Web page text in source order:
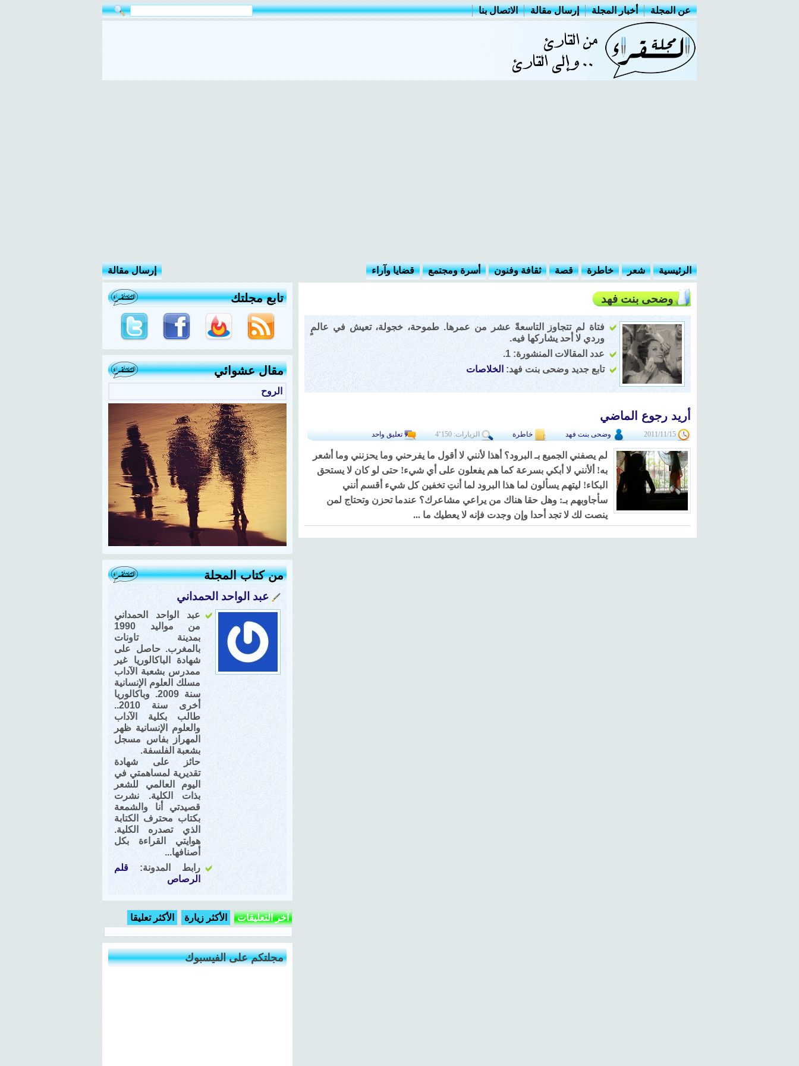
عن المجلة أخبار المجلة إرسال مقالة الاتصال بنا
الرئيسية شعر خاطرة قصة ثقافة وفنون أسرة ومجتمع قضايا وآراء إرسال مقالة
وضحى بنت فهد
فتاة لم تتجاوز التاسعةً عشر من عمرها. طموحة، خجولة، تعيش في عالمٍ
وردي لا أحد يشاركها فيه.
عدد المقالات المنشورة: 1.
تابع جديد وضحى بنت فهد: الخلاصات
أريد رجوع الماضي
2011/11/15 وضحى بنت فهد خاطرة الزيارات: 4٬150 تعليق واحد
لم يصفني الجميع بـ البرود؟ أهذا لأنني لا أقول ما يفرحني وما يحزنني وما أشعر
به! ألأنني لا أبكي بسرعة كما هم يفعلون على أي شيء! حتى لو كان لا يستحق
البكاء! ليتهم يسألون لما هذا البرود لما أنتِ تخفين كل شيء أقسم أنني
سأجاوبهم بـ: وهل حقا هناك من يراعي مشاعرك؟ عندما تحزن وتحتاج لمن
ينصت لك لا تجد أحدا وإن وجدت فإنه لا يعطيك ما ...
تابع مجلتك
مقال عشوائي
الروح
من كتاب المجلة
عبد الواحد الحمداني
عبد الواحد الحمداني
من مواليد 1990
بمدينة تاونات
بالمغرب. حاصل على
شهادة الباكالوريا غير
ممدرس بشعبة الآداب
مسلك العلوم الإنسانية
سنة 2009. وباكالوريا
أخرى سنة 2010..
طالب بكلية الآداب
والعلوم الإنسانية ظهر
المهراز بفاس مسجل
بشعبة الفلسفة.
حائز على شهادة
تقديرية لمساهمتي في
اليوم العالمي للشعر
بذات الكلية. نشرت
قصيدتي أنا والشمعة
بكتاب محترف الكتابة
الذي تصدره الكلية.
هوايتي القراءة بكل
أصنافها...
رابط المدونة: قلم
الرصاص
آخر التعليقات الأكثر زيارة الأكثر تعليقا
مجلتكم على الفيسبوك